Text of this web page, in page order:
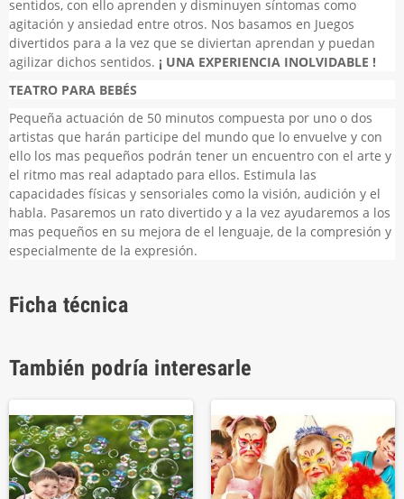
sentidos, con ello aprenden y disminuyen síntomas como
agitación y ansiedad entre otros. Nos basamos en Juegos
divertidos para a la vez que se diviertan aprendan y puedan
agilizar dichos sentidos. ¡ UNA EXPERIENCIA INOLVIDABLE !
TEATRO PARA BEBÉS
Pequeña actuación de 50 minutos compuesta por uno o dos
artistas que harán participe del mundo que lo envuelve y con
ello los mas pequeños podrán tener un encuentro con el arte y
el ritmo mas real adaptado para ellos. Estimula las
capacidades físicas y sensoriales como la visión, audición y el
habla. Pasaremos un rato divertido y a la vez ayudaremos a los
mas pequeños en su mejora de el lenguaje, de la compresión y
especialmente de la expresión.
Ficha técnica
También podría interesarle